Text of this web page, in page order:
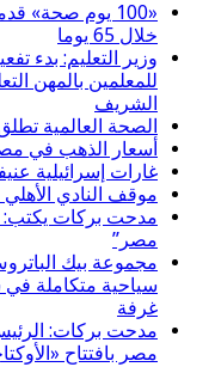
خلال 65 يوما
وزير التعليم: بدء
للمعلمين بالمهن
الشريف
الصحة العالمية
أسعار الذهب في مصر
غارات إسرائيلية
موقف النادي
مدحت بركات يكتب:
مصر”
غرفة
مدحت بركات:
مصر بافتتاح